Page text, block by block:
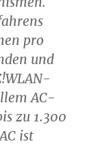
pro
und
AC-
zu 1.300
ist